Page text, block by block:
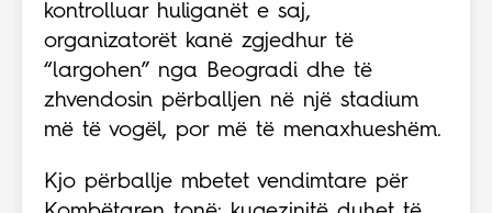
kontrolluar huliganët e saj,
organizatorët kanë zgjedhur të
“largohen” nga Beogradi dhe të
zhvendosin përballjen në një stadium
më të vogël, por më të menaxhueshëm.
Kjo përballje mbetet vendimtare për